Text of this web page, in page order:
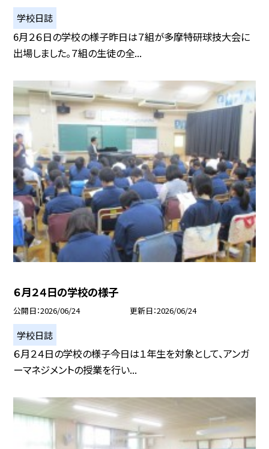
学校日誌
6月２６日の学校の様子昨日は７組が多摩特研球技大会に
出場しました。７組の生徒の全...
６月２４日の学校の様子
公開日 2026/06/24 更新日 2026/06/24
学校日誌
６月２４日の学校の様子今日は１年生を対象として、アンガ
ーマネジメントの授業を行い...